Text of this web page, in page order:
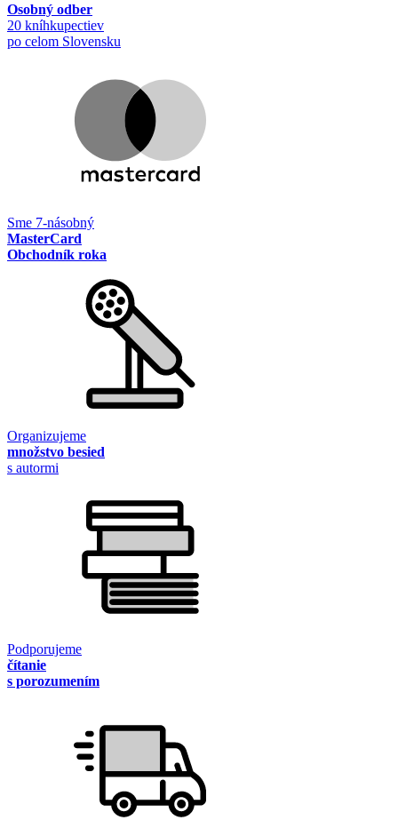
Osobný odber
20 kníhkupectiev
po celom Slovensku
Sme 7-násobný
MasterCard
Obchodník roka
Organizujeme
množstvo besied
s autormi
Podporujeme
čítanie
s porozumením